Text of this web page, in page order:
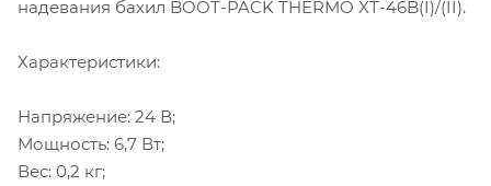
надевания бахил BOOT-PACK THERMO XT-46B(I)/(II).
Характеристики:
Напряжение: 24 В;
Мощность: 6,7 Вт;
Вес: 0,2 кг;